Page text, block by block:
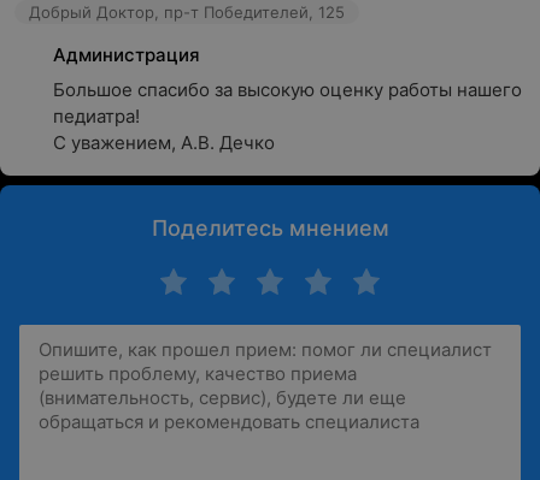
Добрый Доктор, пр-т Победителей, 125
Администрация
Большое спасибо за высокую оценку работы нашего
педиатра!
С уважением, А.В. Дечко
Поделитесь мнением